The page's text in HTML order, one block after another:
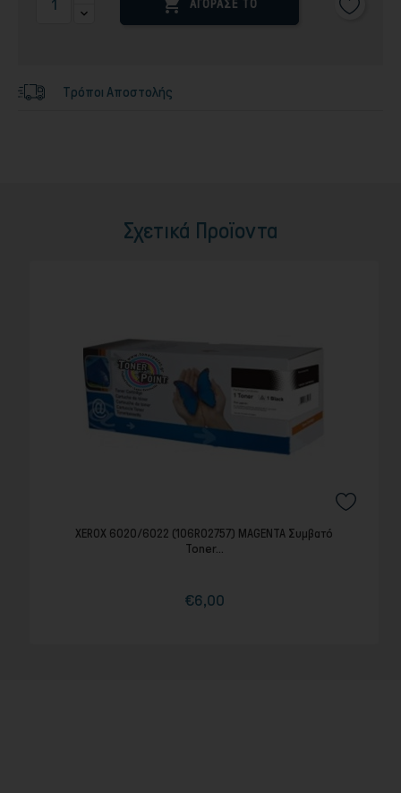
 ΑΓΟΡΑΣΕ ΤΟ
Τρόποι Αποστολής
Σχετικά Προϊοντα
XEROX 6020/6022 (106R02757) MAGENTA Συμβατό
Toner...
Τιμή
€6,00